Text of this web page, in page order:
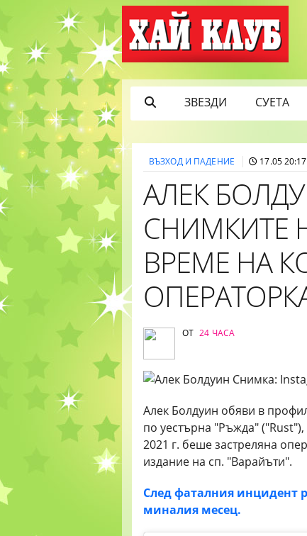
ЗВЕЗДИ СУЕТА
ВЪЗХОД И ПАДЕНИЕ 17.05 20:17
АЛЕК
СНИМКИТЕ
ВРЕМЕ НА
ОТ 24 ЧАСА
Алек Болдуин обяви в
по уестърна "Ръжда"
2021 г. беше застреляна
издание на сп. "Варайъти".
След фаталния инцидент
миналия месец.